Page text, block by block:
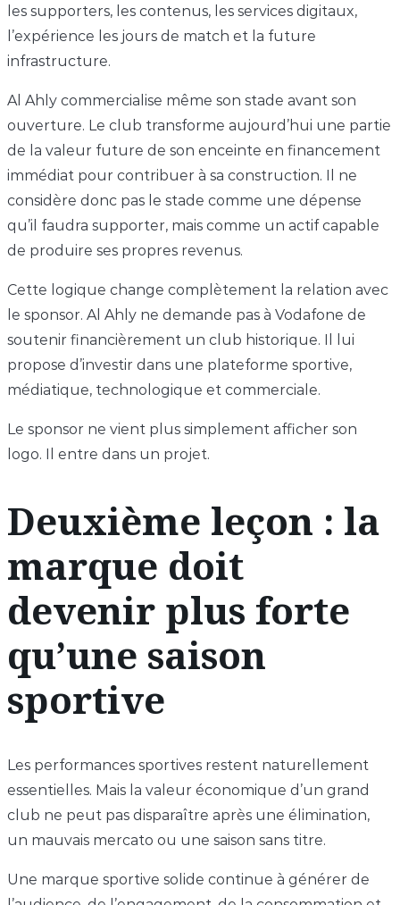
les supporters, les contenus, les services digitaux,
l’expérience les jours de match et la future
infrastructure.
Al Ahly commercialise même son stade avant son
ouverture. Le club transforme aujourd’hui une partie
de la valeur future de son enceinte en financement
immédiat pour contribuer à sa construction. Il ne
considère donc pas le stade comme une dépense
qu’il faudra supporter, mais comme un actif capable
de produire ses propres revenus.
Cette logique change complètement la relation avec
le sponsor. Al Ahly ne demande pas à Vodafone de
soutenir financièrement un club historique. Il lui
propose d’investir dans une plateforme sportive,
médiatique, technologique et commerciale.
Le sponsor ne vient plus simplement afficher son
logo. Il entre dans un projet.
Deuxième leçon : la
marque doit
devenir plus forte
qu’une saison
sportive
Les performances sportives restent naturellement
essentielles. Mais la valeur économique d’un grand
club ne peut pas disparaître après une élimination,
un mauvais mercato ou une saison sans titre.
Une marque sportive solide continue à générer de